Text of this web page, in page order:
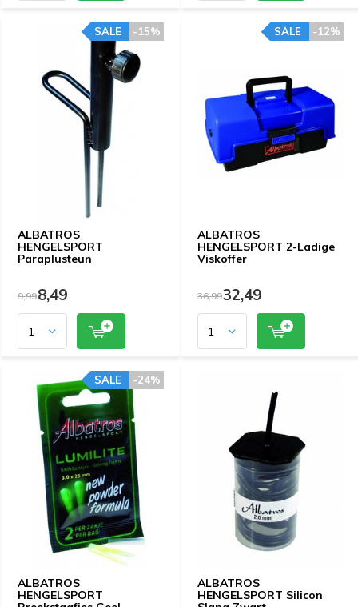
ALBATROS
HENGELSPORT
Paraplusteun
-15%
SALE
9,998,49
ALBATROS
HENGELSPORT 2-Ladige
Viskoffer
-12%
SALE
36,9932,49
ALBATROS
HENGELSPORT
-24%
SALE
ALBATROS
HENGELSPORT Silicon